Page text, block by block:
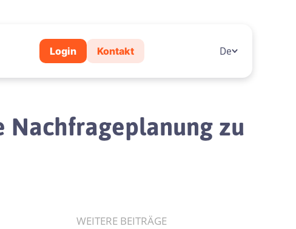
Login Kontakt De
Nachfrageplanung zu
WEITERE BEITRÄGE